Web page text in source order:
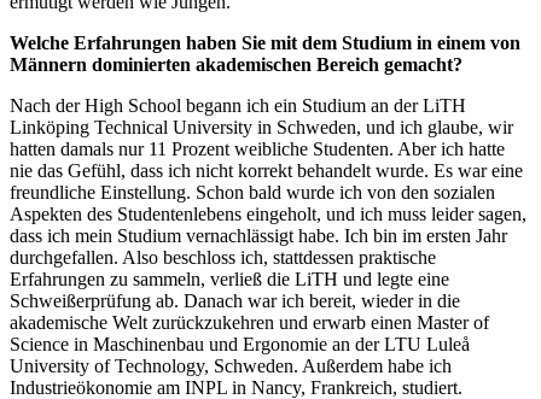
Welche Erfahrungen haben Sie mit dem Studium in einem von
Männern dominierten akademischen Bereich gemacht?
Nach der High School begann ich ein Studium an der LiTH
Linköping Technical University in Schweden, und ich glaube, wir
hatten damals nur 11 Prozent weibliche Studenten. Aber ich hatte
nie das Gefühl, dass ich nicht korrekt behandelt wurde. Es war eine
freundliche Einstellung. Schon bald wurde ich von den sozialen
Aspekten des Studentenlebens eingeholt, und ich muss leider sagen,
dass ich mein Studium vernachlässigt habe. Ich bin im ersten Jahr
durchgefallen. Also beschloss ich, stattdessen praktische
Erfahrungen zu sammeln, verließ die LiTH und legte eine
Schweißerprüfung ab. Danach war ich bereit, wieder in die
akademische Welt zurückzukehren und erwarb einen Master of
Science in Maschinenbau und Ergonomie an der LTU Luleå
University of Technology, Schweden. Außerdem habe ich
Industrieökonomie am INPL in Nancy, Frankreich, studiert.